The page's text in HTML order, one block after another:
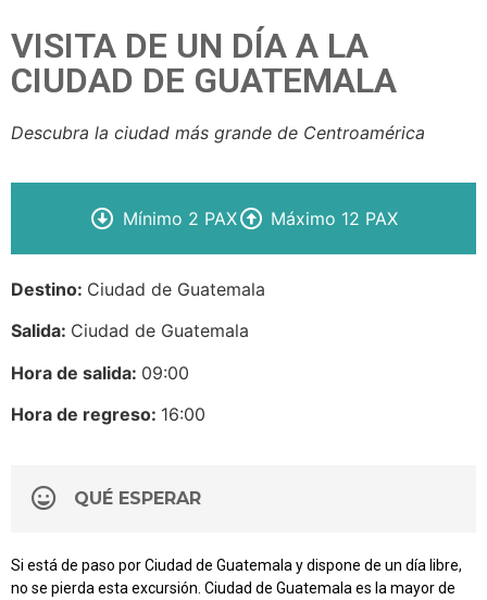
VISITA DE UN DÍA A LA
CIUDAD DE GUATEMALA
Descubra la ciudad más grande de Centroamérica
Mínimo 2 PAX Máximo 12 PAX
Destino: Ciudad de Guatemala
Salida: Ciudad de Guatemala
Hora de salida: 09:00
Hora de regreso: 16:00
QUÉ ESPERAR
Si está de paso por Ciudad de Guatemala y dispone de un día libre,
no se pierda esta excursión. Ciudad de Guatemala es la mayor de